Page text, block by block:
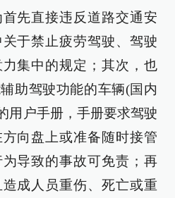
先直接违反道路交通安
于禁止疲劳驾驶、驾驶
集中的规定；其次，也
助驾驶功能的车辆(国内
用户手册，手册要求驾驶
向盘上或准备随时接管
导致的事故可免责；再
成人员重伤、死亡或重